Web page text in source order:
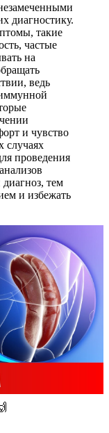
диагностику.
такие
частые
на
ведь
и чувство
случаях
проведения
тем
и избежать